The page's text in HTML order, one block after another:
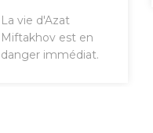
La vie d'Azat
Miftakhov est en
danger immédiat.